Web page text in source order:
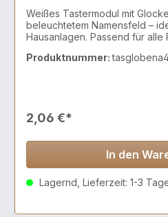
Weißes Tastermodul mit
beleuchtetem Namensfeld –
Hausanlagen. Passend für alle
Produktnummer:
2,06 €*
In den
Lagernd, Lieferzeit: 1-3